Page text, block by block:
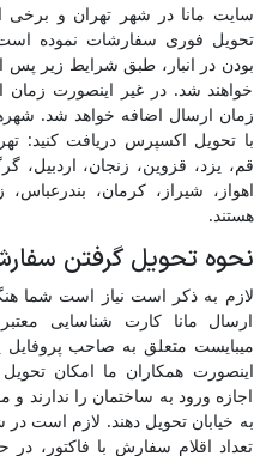
سایت مانا در شهر تهران و برخی
تحویل فوری سفارشات نموده
خواهند شد. در غیر اینصورت زمان
زمان ارسال اضافه خواهد شد.
با تحویل اکسپرس دریافت کنید:
قم، یزد، قزوین، زنجان، اردبیل،
اهواز، شیراز، کرمان،
هستند.
نحوه تحویل گرفتن
لازم به ذکر است نیاز است شما
ارسال مانا کارت شناسایی
میبایست متعلق به صاحب پروفایل
اینصورت همکاران ما امکان
اجازه ورود به ساختمان را ندارند
به خیابان تحویل دهند. لازم
تعداد اقلام سفارش با فاکتور،